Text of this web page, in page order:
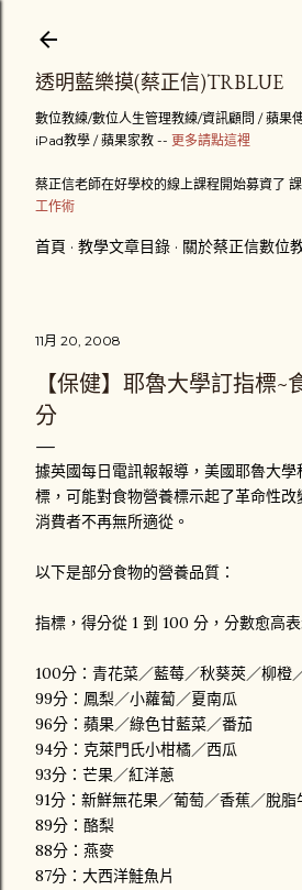
透明藍樂摸(蔡正信)TRBLUE
數位教練/數位人生管理教練/資訊顧問 / 蘋果
iPad教學 / 蘋果家教 -- 更多請點這裡
蔡正信老師在好學校的線上課程開始募資了 課
工作術
首頁 教學文章目錄 關於蔡正信數位
11月 20, 2008
【保健】耶魯大學訂指標~
分
據英國每日電訊報報導，美國耶魯大
標，可能對食物營養標示起了革命性
消費者不再無所適從。
以下是部分食物的營養品質：
指標，得分從 1 到 100 分，分數愈高
100分：青花菜／藍莓／秋葵莢／柳橙
99分：鳳梨／小蘿蔔／夏南瓜
96分：蘋果／綠色甘藍菜／番茄
94分：克萊門氏小柑橘／西瓜
93分：芒果／紅洋蔥
91分：新鮮無花果／葡萄／香蕉／脫脂
89分：酪梨
88分：燕麥
87分：大西洋鮭魚片